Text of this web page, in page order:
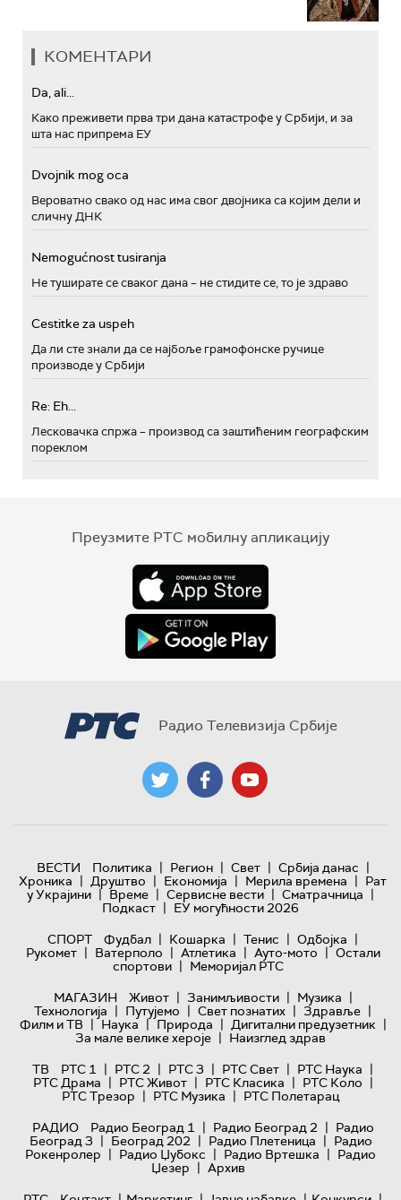
КОМЕНТАРИ
Da, ali...
Како преживети прва три дана катастрофе у Србији, и за
шта нас припрема ЕУ
Dvojnik mog oca
Вероватно свако од нас има свог двојника са којим дели и
сличну ДНК
Nemogućnost tusiranja
Не туширате се сваког дана – не стидите се, то је здраво
Cestitke za uspeh
Да ли сте знали да се најбоље грамофонске ручице
производе у Србији
Re: Eh...
Лесковачка спржа – производ са заштићеним географским
пореклом
Преузмите РТС мобилну апликацију
Радио Телевизија Србије
ВЕСТИ Политика | Регион | Свет | Србија данас |
Хроника | Друштво | Економија | Мерила времена | Рат
у Украјини | Време | Сервисне вести | Сматрачница |
Подкаст | ЕУ могућности 2026
СПОРТ
Фудбал | Кошарка | Тенис | Одбојка |
Рукомет | Ватерполо | Атлетика | Ауто-мото | Остали
спортови | Меморијал РТС
МАГАЗИН
Живот | Занимљивости | Музика |
Технологијa | Путујемо | Свет познатих | Здравље |
Филм и ТВ | Наука | Природа | Дигитални предузетник |
За мале велике хероје | Наизглед здрав
ТВ
РТС 1 | РТС 2 | РТС 3 | РТС Свет | РТС Наука |
РТС Драма | РТС Живот | РТС Класика | РТС Коло |
РТС Трезор | РТС Музика | РТС Полетарац
РАДИО
Радио Београд 1 | Радио Београд 2 | Радио
Београд 3 | Београд 202 | Радио Плетеница | Радио
Рокенролер | Радио Џубокс | Радио Вртешка | Радио
Џезер | Архив